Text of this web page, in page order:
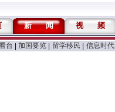
新 闻 视 频
台 加国要览 留学移民 信息时代